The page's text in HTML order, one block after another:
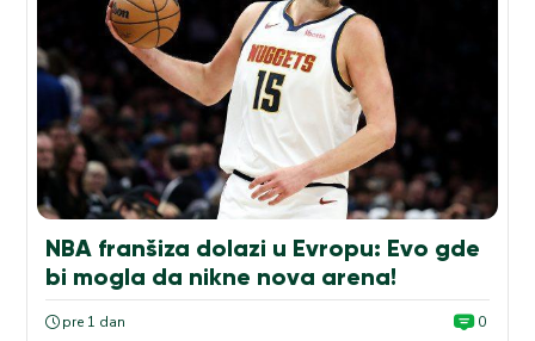
NBA franšiza dolazi u Evropu: Evo gde
bi mogla da nikne nova arena!
pre 1 dan 0